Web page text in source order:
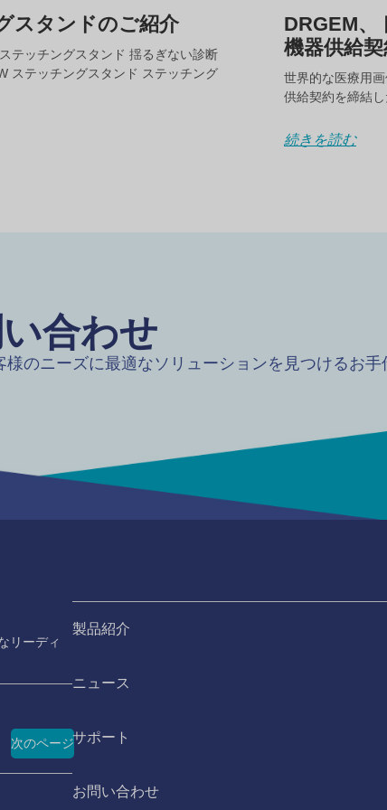
スタンドのご紹介
テッチングスタンド 揺るぎない診断
ステッチングスタンド ステッチング
DRGEM、
機器供給
世界的な医療用
供給契約を締結
続きを読む
合わせ
のニーズに最適なソリューションを見つけるお手
リーディ
次のページ
製品紹介
ニュース
サポート
お問い合わせ